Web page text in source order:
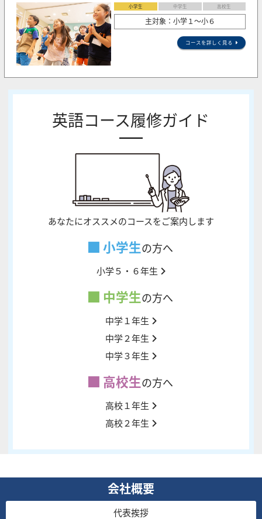
小学生 中学生 高校生
主対象：小学１～小６
コースを詳しく見る
英語コース履修ガイド
あなたにオススメのコースをご案内します
小学生の方へ
小学５・６年生
中学生の方へ
中学１年生
中学２年生
中学３年生
高校生の方へ
高校１年生
高校２年生
会社概要
代表挨拶